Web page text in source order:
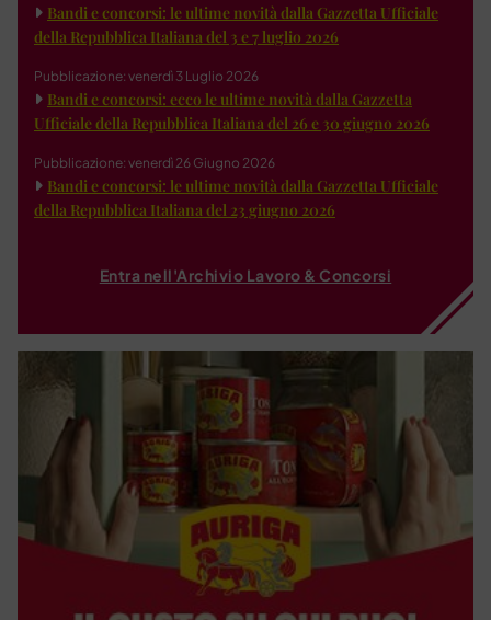
Bandi e concorsi: le ultime novità dalla Gazzetta Ufficiale
della Repubblica Italiana del 3 e 7 luglio 2026
Pubblicazione: venerdì 3 Luglio 2026
Bandi e concorsi: ecco le ultime novità dalla Gazzetta
Ufficiale della Repubblica Italiana del 26 e 30 giugno 2026
Pubblicazione: venerdì 26 Giugno 2026
Bandi e concorsi: le ultime novità dalla Gazzetta Ufficiale
della Repubblica Italiana del 23 giugno 2026
Entra nell'Archivio Lavoro & Concorsi